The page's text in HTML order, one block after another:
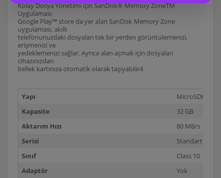
Kolay Dosya Yönetimi için SanDisk® Memory ZoneTM
Uygulaması
Google Play™ store da yer alan SanDisk Memory Zone
uygulaması, akıllı
telefonunuzdaki dosyaları tek bir yerden görüntülemenizi,
erişmenizi ve
yedeklemenizi sağlar. Ayrıca alan açmak için dosyaları
cihazınızdan
bellek kartınıza otomatik olarak taşıyabilir4
Yapı
MicroSDHC
Kapasite
32 GB
Aktarım Hızı
80 MB/s
Serisi
Standart
Sınıf
Class 10
Adaptör
Yok